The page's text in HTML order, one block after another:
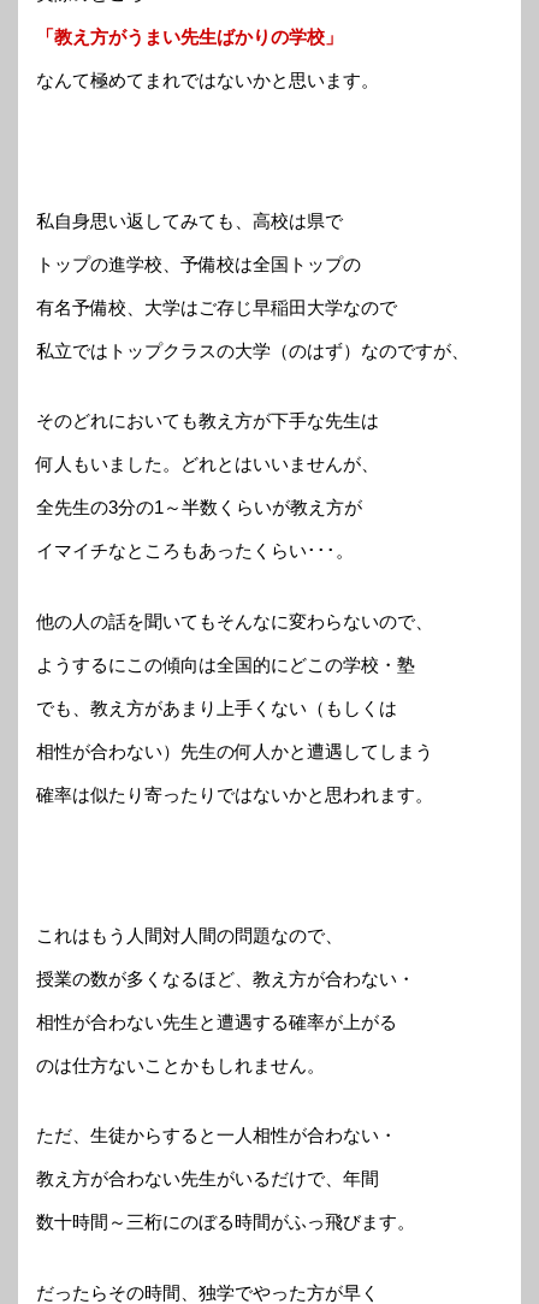
「教え方がうまい先生ばかりの学校」
なんて極めてまれではないかと思います。
私自身思い返してみても、高校は県で
トップの進学校、予備校は全国トップの
有名予備校、大学はご存じ早稲田大学なので
私立ではトップクラスの大学（のはず）なのですが、
そのどれにおいても教え方が下手な先生は
何人もいました。どれとはいいませんが、
全先生の3分の1～半数くらいが教え方が
イマイチなところもあったくらい･･･。
他の人の話を聞いてもそんなに変わらないので、
ようするにこの傾向は全国的にどこの学校・塾
でも、教え方があまり上手くない（もしくは
相性が合わない）先生の何人かと遭遇してしまう
確率は似たり寄ったりではないかと思われます。
これはもう人間対人間の問題なので、
授業の数が多くなるほど、教え方が合わない・
相性が合わない先生と遭遇する確率が上がる
のは仕方ないことかもしれません。
ただ、生徒からすると一人相性が合わない・
教え方が合わない先生がいるだけで、年間
数十時間～三桁にのぼる時間がふっ飛びます。
だったらその時間、独学でやった方が早く